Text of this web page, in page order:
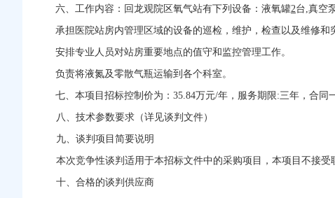
六、工作内容： 回龙观院区氧气站有下列设备：液氧罐2台,真空
承担医院站房内管理区域的设备的巡检，维护，检查以及维修和
安排专业人员对站房重要地点的值守和监控管理工作。
负责将液氮及零散气瓶运输到各个科室。
七、本项目招标控制价为：35.84万元/年，服务期限:三年，合同
八、技术参数要求（详见谈判文件）
九、谈判项目简要说明
本次竞争性谈判适用于本招标文件中的采购项目，本项目不接受
十、合格的谈判供应商